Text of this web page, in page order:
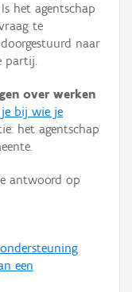
het agentschap
te
naar
partij.
over werken
bij wie je
het agentschap
antwoord op
een